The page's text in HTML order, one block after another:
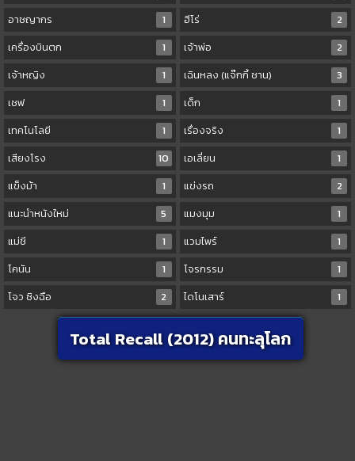
อาชญากร
1 ฮีโร่
2
เครื่องบินตก
1 เจ้าพ่อ
2
เจ้าหญิง
1 เฉินหลง (แจ๊กกี้ ชาน)
3
เชฟ
1 เด็ก
1
เทคโนโลยี
1 เรื่องจริง
1
เสียงโรง
10 เอเลี่ยน
1
แข็งม้า
1 แข่งรถ
2
แนะนำหนังใหม่
5 แมงมุม
1
แม่ชี
1 แวมไพร์
1
โคนัน
1 โจรกรรม
1
โจว ซิงฉือ
2 ไดโนเสาร์ 1
Total Recall (2012) คนทะลุโลก